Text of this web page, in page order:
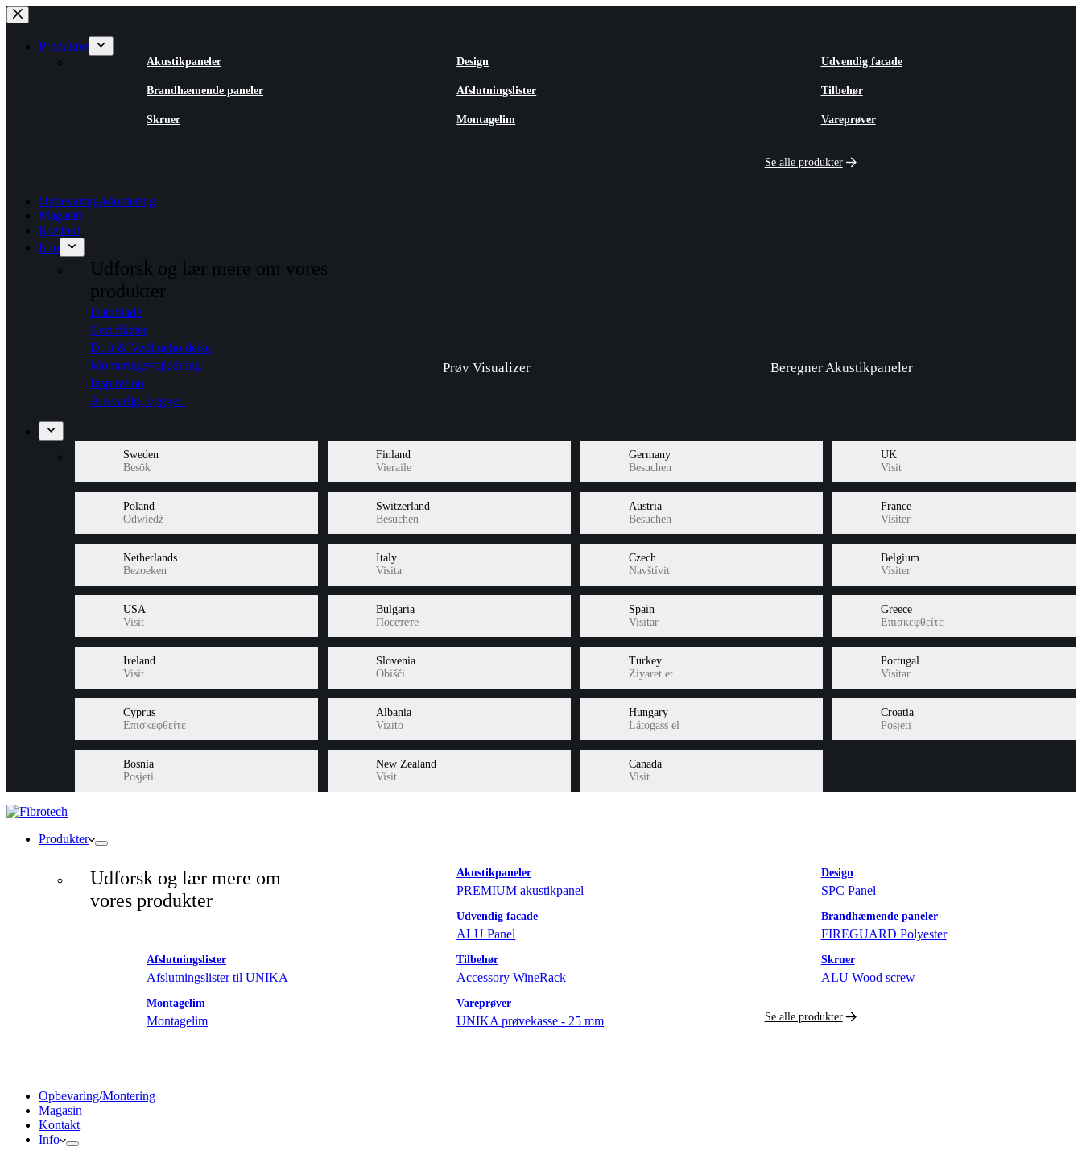
Fortsæt
til
indholdProdukter
Akustikpaneler Design Udvendig facade
Brandhæmende paneler Afslutningslister Tilbehør
Skruer Montagelim Vareprøver
Se alle produkter
Opbevaring/Montering
Magasin
Kontakt
Info
Udforsk og lær mere om vores
produkter
Datablade
Certifikater
Drift & Vedligeholdelse
Monteringsvejledning
Inspiration
Ansvarligt byggeri
Prøv Visualizer Beregner Akustikpaneler
Sweden
Besök
Finland
Vieraile
Germany
Besuchen
UK
Visit
Poland
Odwiedź
Switzerland
Besuchen
Austria
Besuchen
France
Visiter
Netherlands
Bezoeken
Italy
Visita
Czech
Navštívit
Belgium
Visiter
USA
Visit
Bulgaria
Посетете
Spain
Visitar
Greece
Επισκεφθείτε
Ireland
Visit
Slovenia
Obišči
Turkey
Ziyaret et
Portugal
Visitar
Cyprus
Επισκεφθείτε
Albania
Vizito
Hungary
Látogass el
Croatia
Posjeti
Bosnia
Posjeti
New Zealand
Visit
Canada
Visit
Produkter
Udforsk og lær mere om
vores produkter
Akustikpaneler
PREMIUM akustikpanel
Design
SPC Panel
Udvendig facade
ALU Panel
Brandhæmende paneler
FIREGUARD Polyester
Afslutningslister
Afslutningslister til UNIKA
Tilbehør
Accessory WineRack
Skruer
ALU Wood screw
Montagelim
Montagelim
Vareprøver
UNIKA prøvekasse - 25 mm Se alle produkter
Opbevaring/Montering
Magasin
Kontakt
Info